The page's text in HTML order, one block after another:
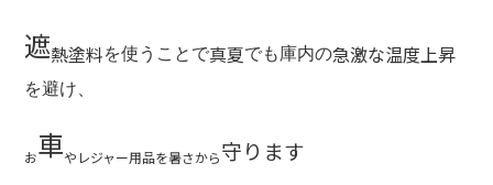
遮熱塗料を使うことで真夏でも庫内の急激な温度上昇
を避け、
お車やレジャー用品を暑さから守ります